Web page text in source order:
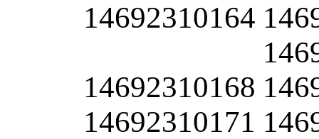
14692310164
14692310168
14692310171